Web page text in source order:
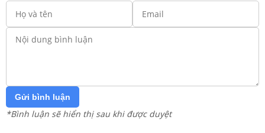
Gửi bình luận
*Bình luận sẽ hiển thị sau khi được duyệt